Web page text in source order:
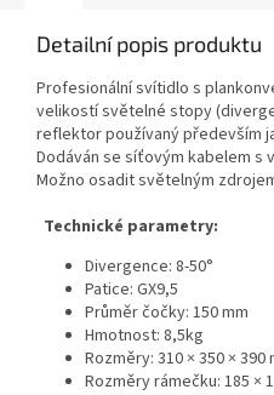
Detailní popis produktu
Profesionální svítidlo s
velikostí světelné stopy
reflektor používaný především
Dodáván se síťovým kabelem s
Možno osadit světelným
Technické parametry:
Divergence: 8-50°
Patice: GX9,5
Průměr čočky: 150 mm
Hmotnost: 8,5kg
Rozměry: 310 × 350 × 390
Rozměry rámečku: 185 ×